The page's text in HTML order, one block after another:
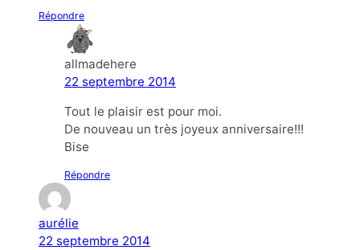
Répondre
allmadehere
22 septembre 2014
Tout le plaisir est pour moi.
De nouveau un très joyeux anniversaire!!!
Bise
Répondre
aurélie
22 septembre 2014